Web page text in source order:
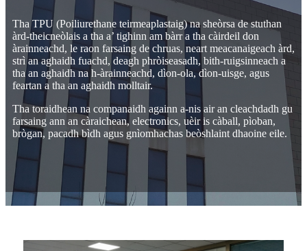
Tha TPU (Poiliurethane teirmeaplastaig) na sheòrsa de stuthan
àrd-theicneòlais a tha a’ tighinn am bàrr a tha càirdeil don
àrainneachd, le raon farsaing de chruas, neart meacanaigeach àrd,
strì an aghaidh fuachd, deagh phròiseasadh, bith-ruigsinneach a
tha an aghaidh na h-àrainneachd, dìon-ola, dìon-uisge, agus
feartan a tha an aghaidh molltair.
Tha toraidhean na companaidh againn a-nis air an cleachdadh gu
farsaing ann an càraichean, electronics, uèir is càball, pìoban,
brògan, pacadh bìdh agus gnìomhachas beòshlaint dhaoine eile.